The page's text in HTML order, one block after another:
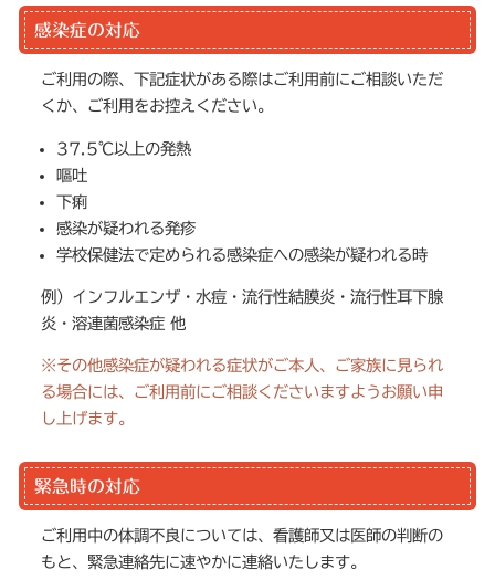
感染症の対応
ご利用の際、下記症状がある際はご利用前にご相談いただ
くか、ご利用をお控えください。
37.5℃以上の発熱
嘔吐
下痢
感染が疑われる発疹
学校保健法で定められる感染症への感染が疑われる時
例）インフルエンザ・水痘・流行性結膜炎・流行性耳下腺
炎・溶連菌感染症 他
※その他感染症が疑われる症状がご本人、ご家族に見られ
る場合には、ご利用前にご相談くださいますようお願い申
し上げます。
緊急時の対応
ご利用中の体調不良については、看護師又は医師の判断の
もと、緊急連絡先に速やかに連絡いたします。